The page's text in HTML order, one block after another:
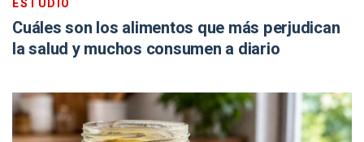
ESTUDIO
Cuáles son los alimentos que más perjudican
la salud y muchos consumen a diario